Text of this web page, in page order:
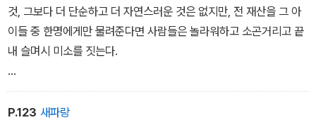
것, 그보다 더 단순하고 더 자연스러운 것은 없지만, 전 재산을 그 아
이들 중 한명에게만 물려준다면 사람들은 놀라워하고 소곤거리고 끝
내 슬며시 미소를 짓는다.
(설마 뻔한 결말은 아니겠지~)
P.123 새파랑